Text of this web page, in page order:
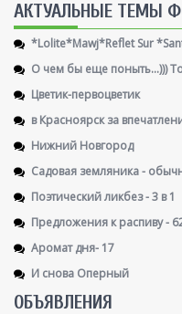
AКТУАЛЬНЫЕ ТЕМЫ
*Lolite*Mawj*Reflet Sur
О чем бы еще поныть...)))
Цветик-первоцветик
в Красноярск за
Нижний Новгород
Садовая земляника -
Поэтический ликбез - 3 в 1
Предложения к распиву -
Аромат дня- 17
И снова Оперный
ОБЪЯВЛЕНИЯ